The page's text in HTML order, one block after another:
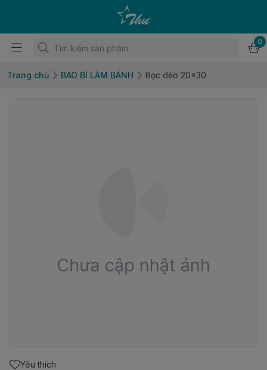
0
Trang chủ BAO BÌ LÀM BÁNH Bọc dẻo 20x30
Yêu thích